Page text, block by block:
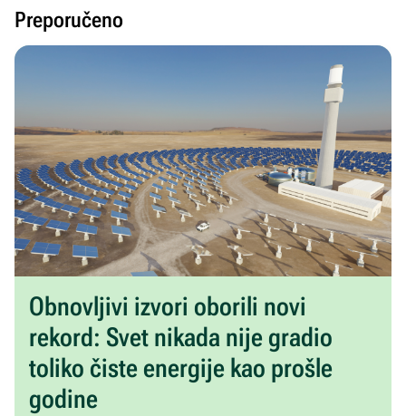
Preporučeno
Obnovljivi izvori oborili novi
rekord: Svet nikada nije gradio
toliko čiste energije kao prošle
godine